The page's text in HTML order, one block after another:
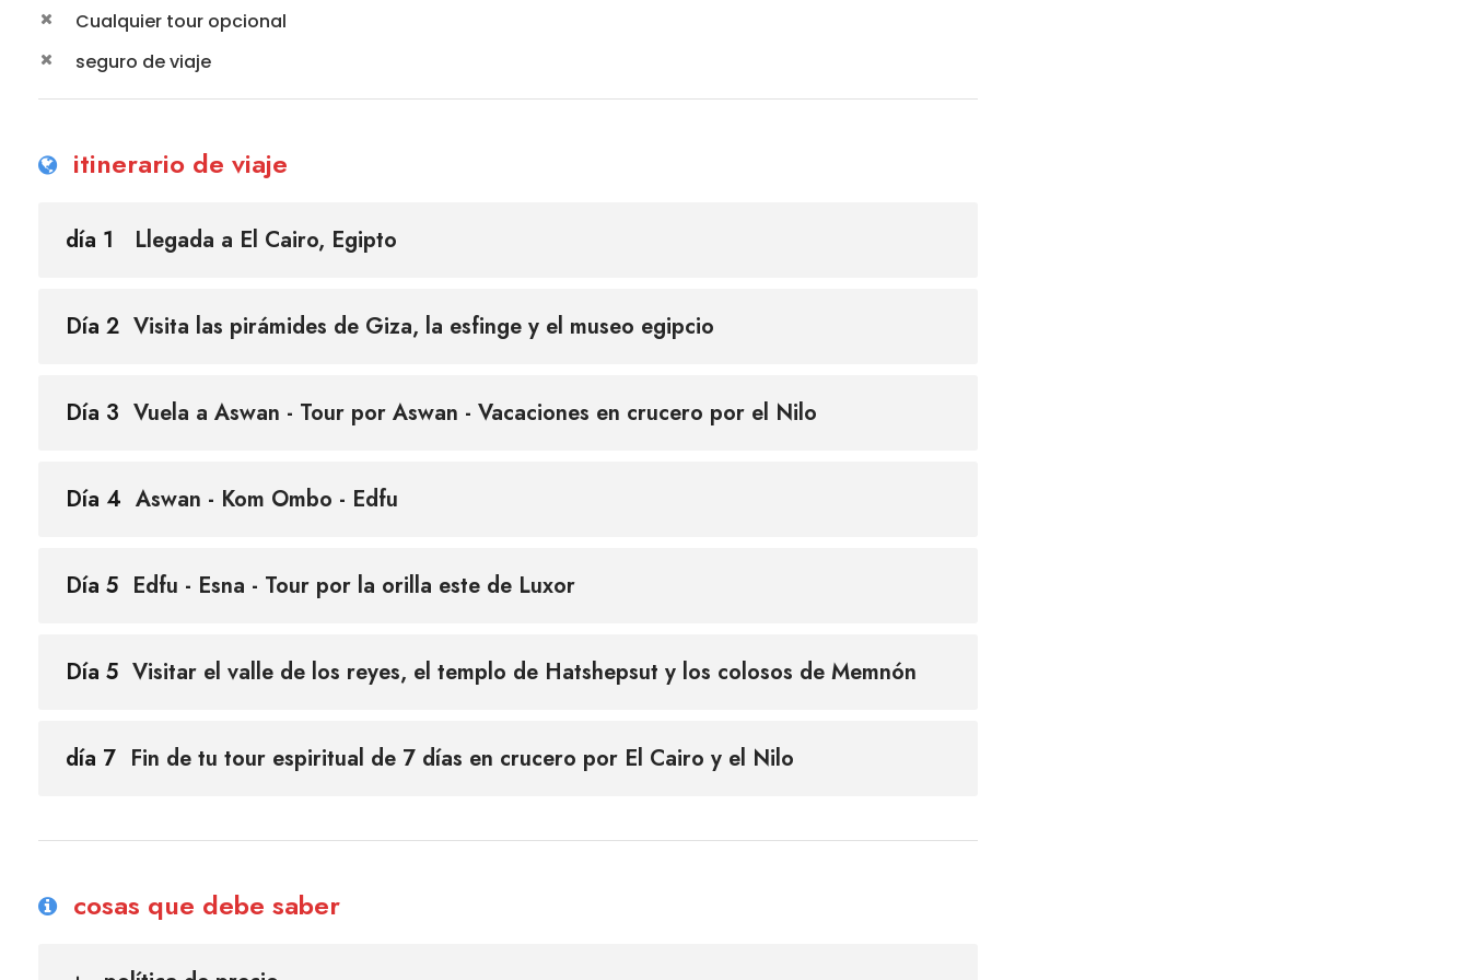
Cualquier tour opcional
seguro de viaje
itinerario de viaje
día 1 Llegada a El Cairo, Egipto
Día 2 Visita las pirámides de Giza, la esfinge y el museo egipcio
Día 3 Vuela a Aswan - Tour por Aswan - Vacaciones en crucero por el Nilo
Día 4 Aswan - Kom Ombo - Edfu
Día 5 Edfu - Esna - Tour por la orilla este de Luxor
Día 5 Visitar el valle de los reyes, el templo de Hatshepsut y los colosos de Memnón
día 7 Fin de tu tour espiritual de 7 días en crucero por El Cairo y el Nilo
cosas que debe saber